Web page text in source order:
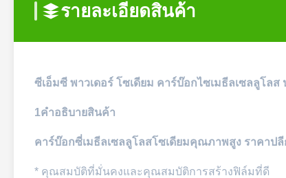
รายละเอียดสินค้า
ซีเอ็มซี พาวเดอร์ โซเดียม คาร์บ๊อกไซเมธีลเซลลูโล
1คําอธิบายสินค้า
คาร์บ๊อกซี่เมธีลเซลลูโลสโซเดียมคุณภาพสูง ราคาปลี
* คุณสมบัติที่มั่นคงและคุณสมบัติการสร้างฟิล์มที่ดี